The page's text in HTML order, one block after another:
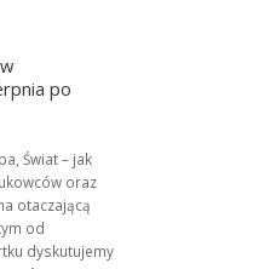
po
Świat – jak
oraz
otaczającą
od
dyskutujemy